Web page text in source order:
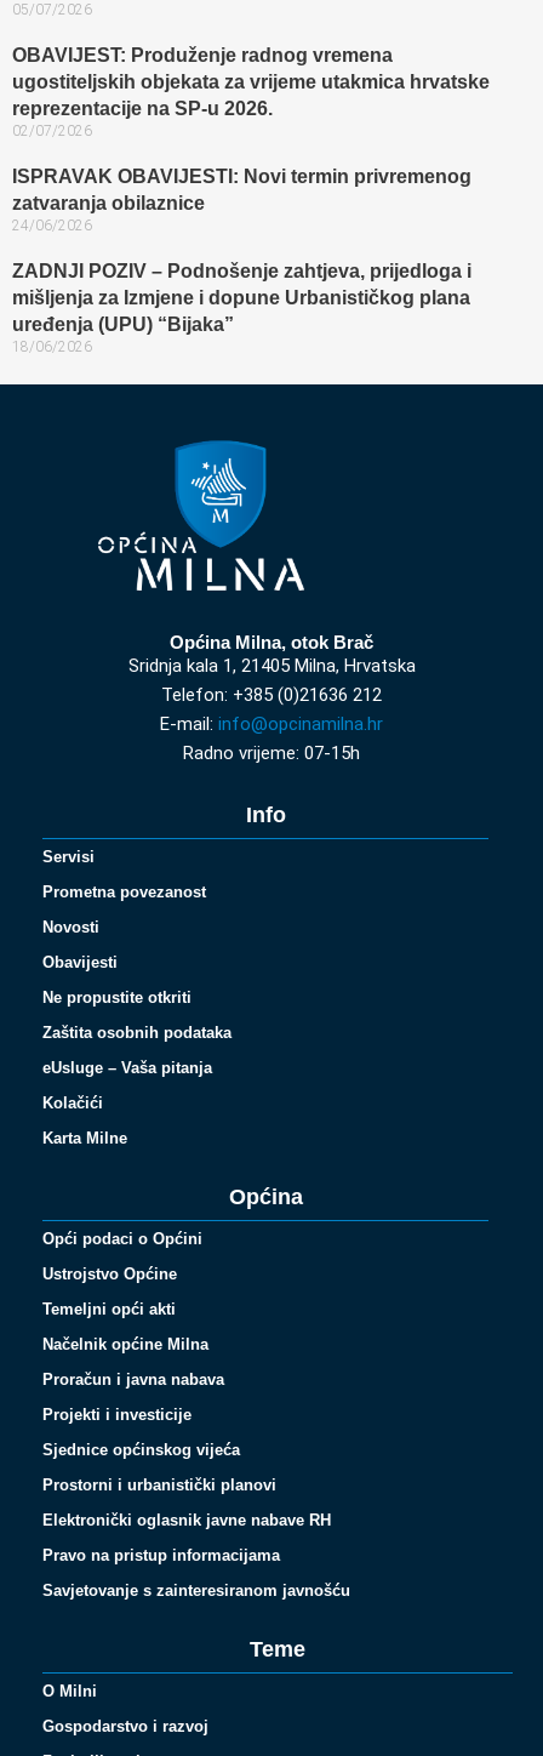
05/07/2026
OBAVIJEST: Produženje radnog vremena
ugostiteljskih objekata za vrijeme utakmica hrvatske
reprezentacije na SP-u 2026.
02/07/2026
ISPRAVAK OBAVIJESTI: Novi termin privremenog
zatvaranja obilaznice​
24/06/2026
ZADNJI POZIV – Podnošenje zahtjeva, prijedloga i
mišljenja za Izmjene i dopune Urbanističkog plana
uređenja (UPU) “Bijaka”
18/06/2026
Općina Milna, otok Brač
Sridnja kala 1, 21405 Milna, Hrvatska
Telefon: +385 (0)21636 212
E-mail: info@opcinamilna.hr
Radno vrijeme: 07-15h
Info
Servisi
Prometna povezanost
Novosti
Obavijesti
Ne propustite otkriti
Zaštita osobnih podataka
eUsluge – Vaša pitanja
Kolačići
Karta Milne
Općina
Opći podaci o Općini
Ustrojstvo Općine
Temeljni opći akti
Načelnik općine Milna
Proračun i javna nabava
Projekti i investicije
Sjednice općinskog vijeća
Prostorni i urbanistički planovi
Elektronički oglasnik javne nabave RH
Pravo na pristup informacijama
Savjetovanje s zainteresiranom javnošću
Teme
O Milni
Gospodarstvo i razvoj